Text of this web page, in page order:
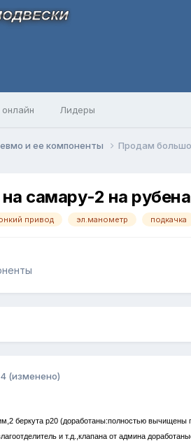
Лидеры
и ее компоненты Продам
самару-2 на
привод эл.манометр подкачка
(изменено)
беркута р20 (доработаны:полностью
и т.д.,клапана от админа